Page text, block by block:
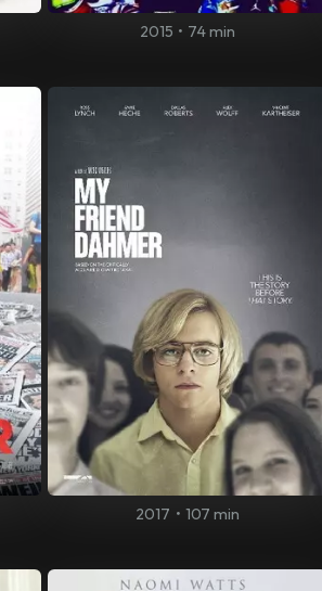
2015 • 74 min
2017 • 107 min